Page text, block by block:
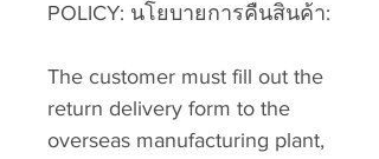
POLICY: นโยบายการคืนสินค้า:
The customer must fill out the
return delivery form to the
overseas manufacturing plant,